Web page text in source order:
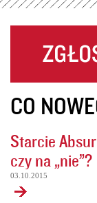
CO
Starcie
czy na „nie”?
03.10.2015